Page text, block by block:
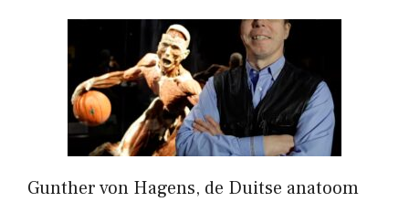
Gunther von Hagens, de Duitse anatoom